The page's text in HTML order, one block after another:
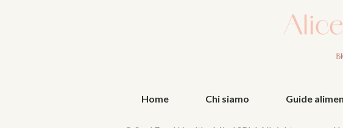
Home Chi siamo Guide